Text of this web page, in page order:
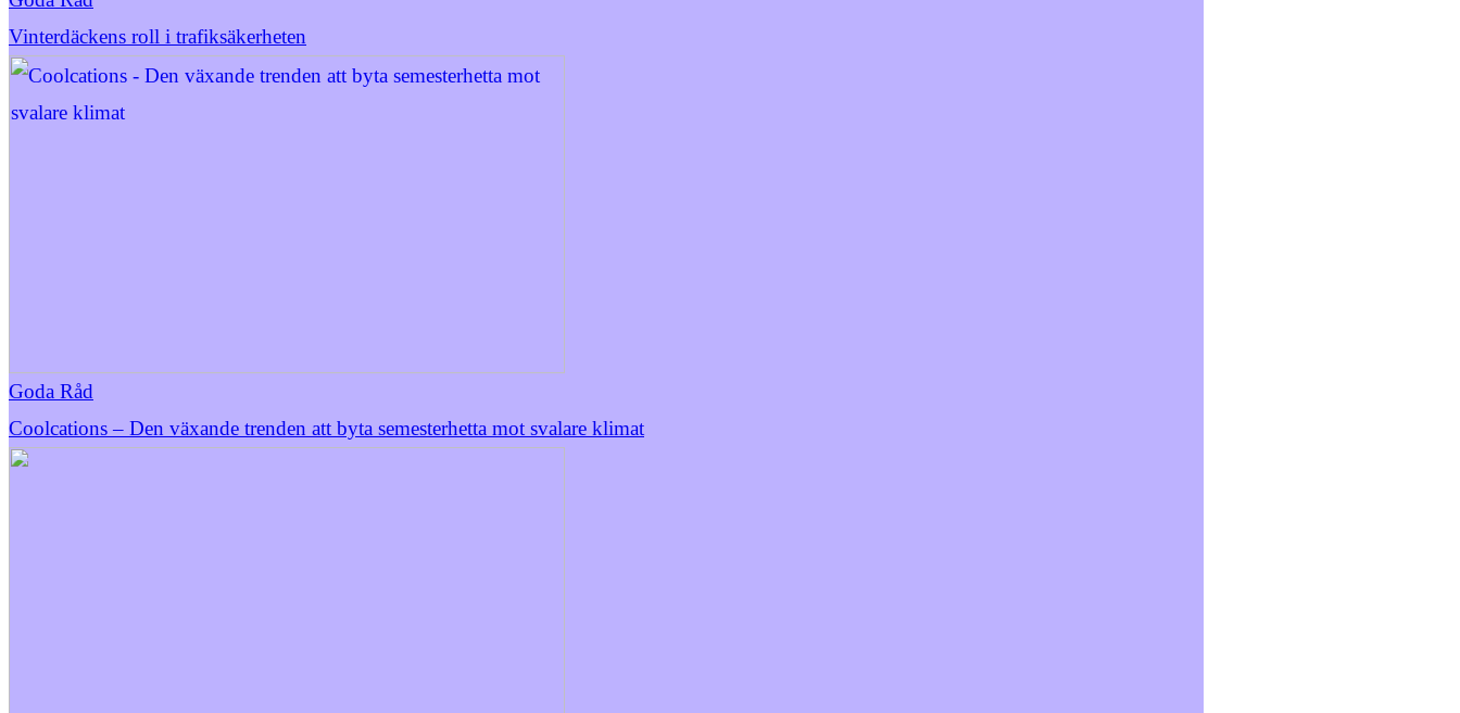
Vinterdäckens roll i trafiksäkerheten
Goda Råd
Coolcations – Den växande trenden att byta semesterhetta mot svalare klimat